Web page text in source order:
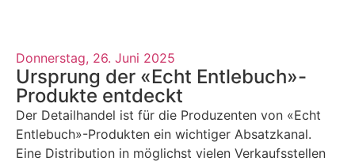
Donnerstag, 26. Juni 2025
Ursprung der «Echt Entlebuch»-
Produkte entdeckt
Der Detailhandel ist für die Produzenten von «Echt
Entlebuch»-Produkten ein wichtiger Absatzkanal.
Eine Distribution in möglichst vielen Verkaufsstellen